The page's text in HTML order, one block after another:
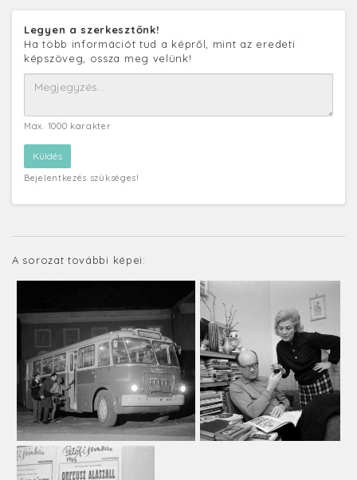
Legyen a szerkesztőnk!
Ha több információt tud a képről, mint az eredeti
képszöveg, ossza meg velünk!
Max. 1000 karakter
Bejelentkezés szükséges!
A sorozat további képei: